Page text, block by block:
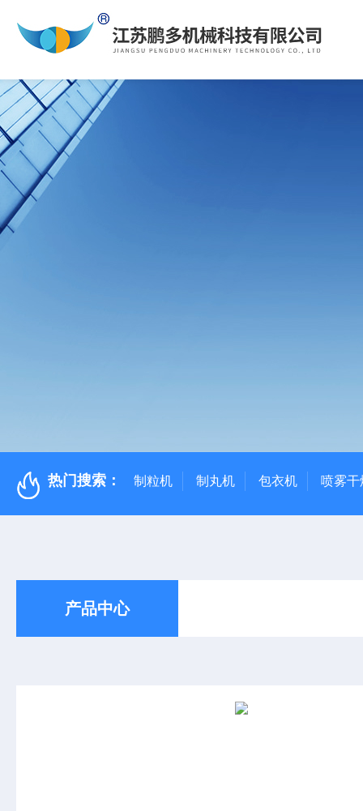
热门搜索： 制粒机 制丸机 包衣机 喷雾干
产品中心